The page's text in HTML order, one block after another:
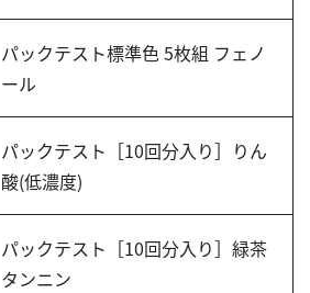
パックテスト標準色 5枚組 フェノ
ール
パックテスト［10回分入り］りん
酸(低濃度)
パックテスト［10回分入り］緑茶
タンニン